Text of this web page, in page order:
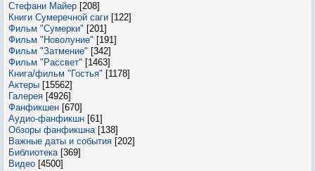
Стефани Майер [208]
Книги Сумеречной саги [122]
Фильм "Сумерки" [201]
Фильм "Новолуние" [191]
Фильм "Затмение" [342]
Фильм "Рассвет" [1463]
Книга/фильм "Гостья" [1178]
Актеры [15562]
Галерея [4926]
Фанфикшен [670]
Аудио-фанфикшн [61]
Обзоры фанфикшна [138]
Важные даты и события [202]
Библиотека [369]
Видео [4500]